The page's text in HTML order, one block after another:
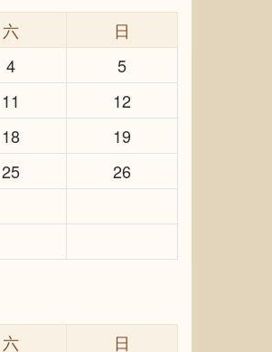
六
日
4
5
11
12
18
19
25
26
六
日